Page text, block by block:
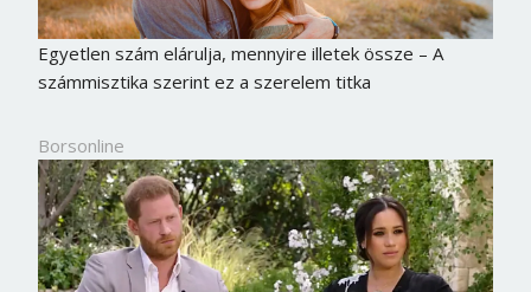
Egyetlen szám elárulja, mennyire illetek össze – A
számmisztika szerint ez a szerelem titka
Borsonline